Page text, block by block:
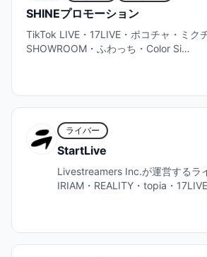
SHINEプロモーション
TikTok LIVE・17LIVE・ポコチャ・ミク
SHOWROOM・ふわっち・Color Si…
ライバー
StartLive
Livestreamers Inc.が運営するラ
IRIAM・REALITY・topia・